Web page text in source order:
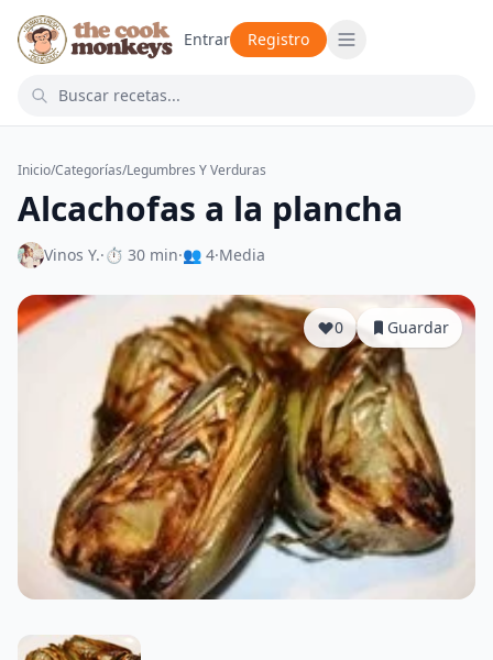
Entrar Registro
Inicio/Categorías/Legumbres Y Verduras
Alcachofas a la plancha
Vinos Y.·⏱ 30 min·👥 4·Media
0 Guardar